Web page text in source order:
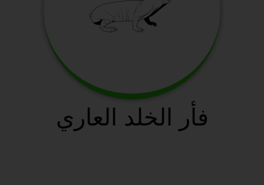
فأر الخلد العاري